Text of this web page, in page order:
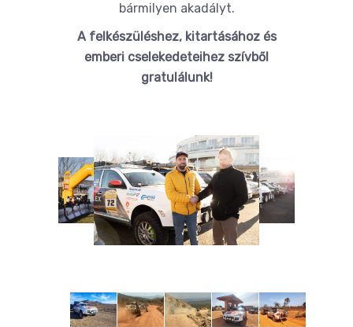
bármilyen akadályt.
A felkészüléshez, kitartásához és
emberi cselekedeteihez szívből
gratulálunk!